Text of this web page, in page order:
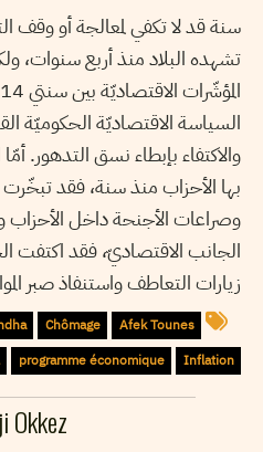
سنة قد لا تكفي لمعالجة أو وقف
تشهده البلاد منذ أربع سنوات،
السياسة الاقتصاديّة الحكوميّة
والاكتفاء بإبطاء نسق التدهور.
بها الأحزاب منذ سنة، فقد
وصراعات الأجنحة داخل
الجانب الاقتصاديّ، فقد اكتفت
زيارات التعاطف واستنفاذ صبر
Afek Tounes
Chômage
Inflation
programme économique
Okkez